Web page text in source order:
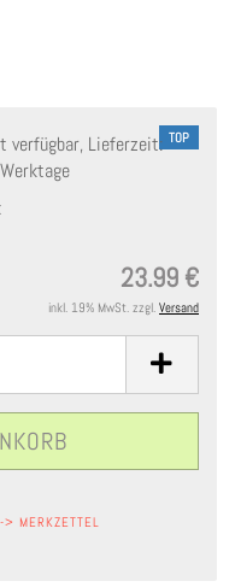
TOP
verfügbar, Lieferzeit:
23.99 €
inkl. 19% MwSt. zzgl. Versand
> MERKZETTEL